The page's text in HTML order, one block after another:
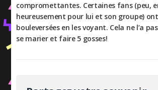
compromettantes. Certaines fans (peu,
heureusement pour lui et son groupe)
bouleversées en les voyant. Cela ne l’a
se marier et faire 5 gosses!